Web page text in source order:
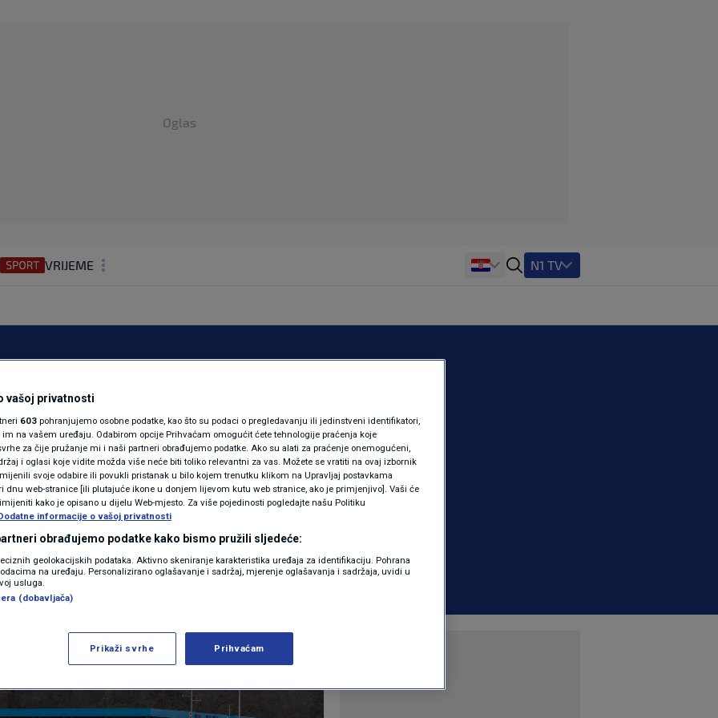
Oglas
VRIJEME
REGIJA
MAGAZIN
KOLUMNE
N1(DIS)INFO
KLIMATSKE PROMJENE
FOTO
VIDEO
N1 TV
optužnicu protiv
mito
0 komentara
Više
vašoj privatnosti
603 pohranjujemo osobne podatke, kao što su podaci o pregledavanju ili jedinstveni identifikatori,
na vašem uređaju. Odabirom opcije Prihvaćam omogućit ćete tehnologije praćenja koje
za čije pružanje mi i naši partneri obrađujemo podatke. Ako su alati za praćenje onemogućeni,
i oglasi koje vidite možda više neće biti toliko relevantni za vas. Možete se vratiti na ovaj izbornik
svoje odabire ili povukli pristanak u bilo kojem trenutku klikom na Upravljaj postavkama
dnu web-stranice [ili plutajuće ikone u donjem lijevom kutu web stranice, ako je primjenjivo]. Vaši će
kako je opisano u dijelu Web-mjesto. Za više pojedinosti pogledajte našu Politiku
informacije o vašoj privatnosti
obrađujemo podatke kako bismo pružili sljedeće:
geolokacijskih podataka. Aktivno skeniranje karakteristika uređaja za identifikaciju. Pohrana
na uređaju. Personalizirano oglašavanje i sadržaj, mjerenje oglašavanja i sadržaja, uvidi u
usluga.
(dobavljača)
Prikaži svrhe Prihvaćam